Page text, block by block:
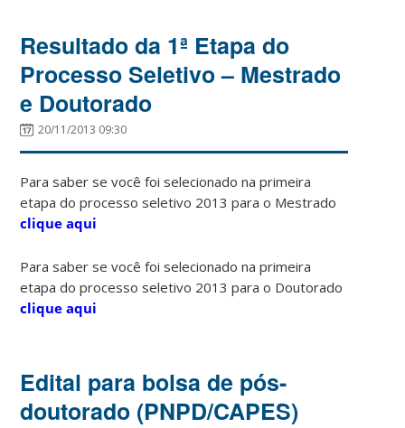
Resultado da 1ª Etapa do
Processo Seletivo – Mestrado
e Doutorado
20/11/2013 09:30
Para saber se você foi selecionado na primeira
etapa do processo seletivo 2013 para o Mestrado
clique aqui
Para saber se você foi selecionado na primeira
etapa do processo seletivo 2013 para o Doutorado
clique aqui
Edital para bolsa de pós-
doutorado (PNPD/CAPES)